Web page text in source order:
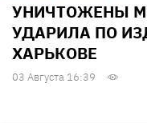
УНИЧТОЖЕНЫ
УДАРИЛА ПО
ХАРЬКОВЕ
03 Августа 16:39